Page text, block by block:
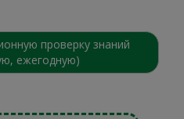
проверку знаний
ежегодную)